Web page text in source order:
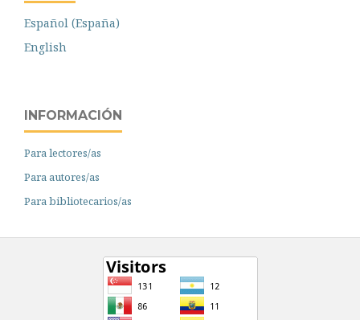
Español (España)
English
INFORMACIÓN
Para lectores/as
Para autores/as
Para bibliotecarios/as